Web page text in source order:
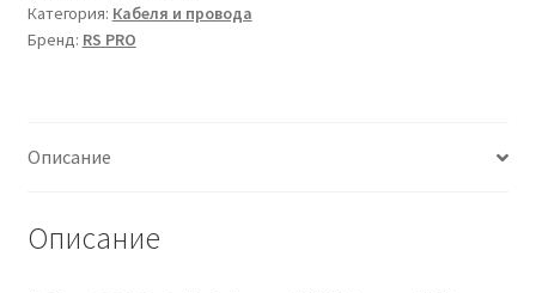
apparecchiature
RS
450/750
100m,
Porpora
Категория: Кабеля и провода
Бренд: RS PRO
Описание
Описание